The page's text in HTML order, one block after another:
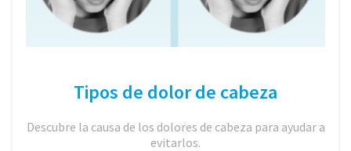
Tipos de dolor de cabeza
Descubre la causa de los dolores de cabeza para ayudar a
evitarlos.